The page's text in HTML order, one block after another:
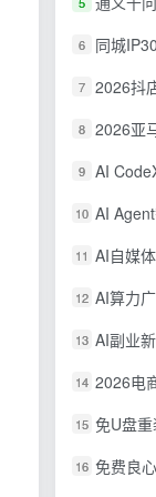
6 同城IP30天特训营-
7 2026抖店运营新课｜8
8 2026亚马逊实战通
9 AI CodeX实战课｜
10 AI Agent智能体全阶
11 AI自媒体实操变现课
12 AI算力广
13 AI副业新
14 2026电商04期淘宝
15 免U盘重装！这工具
16 免费良心办公站！全